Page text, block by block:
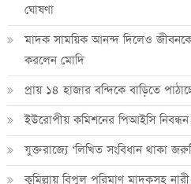
ঘোষণা
মাদক সাময়িক আনন্দ দিলেও
করলেন মোদি
প্রায় ১৪ হাজার বন্দিকে বাড়িতে
ইউরোপীয় কমিশনের পিআইসি নিবন্ধন
যুক্তরাজ্যে ‘লিখিত সংবিধান থাকা
কুমিল্লায় বিপুল পরিমাণ মাদকসহ নারী